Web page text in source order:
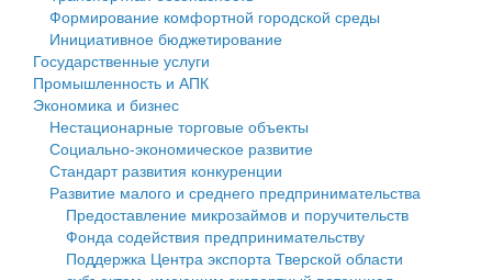
Государственные услуги
Промышленность и АПК
Экономика и бизнес
Символика
Устав
Гостям округа
Туризм
Культура
Образование
муниципального округа Тверской области
Администрация Кашинского муниципального округа
Тверской области
Управление сельскими территориями
Открытые данные
Работа с обращениями граждан
Финансовое управление
Бюджет для граждан
Имущество
Выявление правообладателей ранее учтенных
объектов недвижимости
Имущественная поддержка субъектов малого и
Формирование комфортной городской среды
Инициативное бюджетирование
Государственные услуги
Промышленность и АПК
Экономика и бизнес
Нестационарные торговые объекты
Социально-экономическое развитие
Стандарт развития конкуренции
Развитие малого и среднего предпринимательства
Предоставление микрозаймов и поручительств
Фонда содействия предпринимательству
Поддержка Центра экспорта Тверской области